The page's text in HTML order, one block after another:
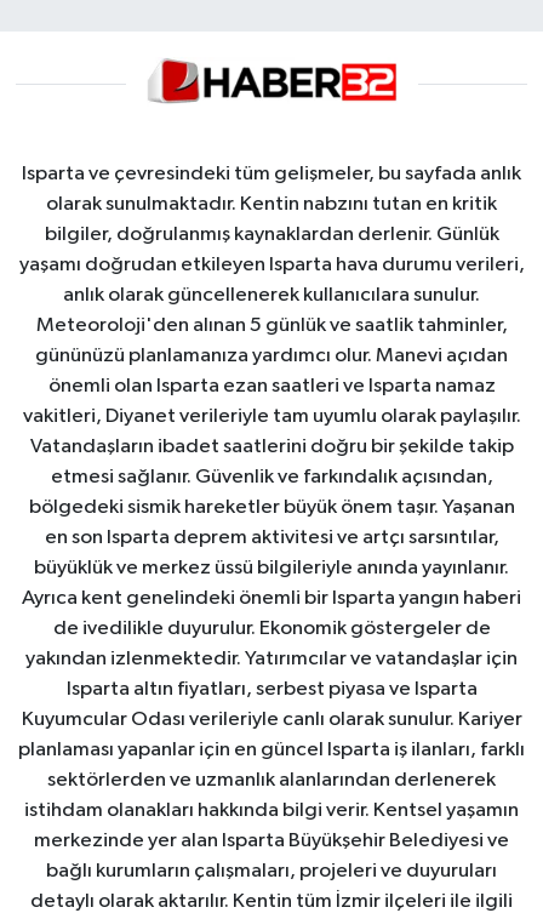
Isparta ve çevresindeki tüm gelişmeler, bu sayfada anlık
olarak sunulmaktadır. Kentin nabzını tutan en kritik
bilgiler, doğrulanmış kaynaklardan derlenir. Günlük
yaşamı doğrudan etkileyen Isparta hava durumu verileri,
anlık olarak güncellenerek kullanıcılara sunulur.
Meteoroloji'den alınan 5 günlük ve saatlik tahminler,
gününüzü planlamanıza yardımcı olur. Manevi açıdan
önemli olan Isparta ezan saatleri ve Isparta namaz
vakitleri, Diyanet verileriyle tam uyumlu olarak paylaşılır.
Vatandaşların ibadet saatlerini doğru bir şekilde takip
etmesi sağlanır. Güvenlik ve farkındalık açısından,
bölgedeki sismik hareketler büyük önem taşır. Yaşanan
en son Isparta deprem aktivitesi ve artçı sarsıntılar,
büyüklük ve merkez üssü bilgileriyle anında yayınlanır.
Ayrıca kent genelindeki önemli bir Isparta yangın haberi
de ivedilikle duyurulur. Ekonomik göstergeler de
yakından izlenmektedir. Yatırımcılar ve vatandaşlar için
Isparta altın fiyatları, serbest piyasa ve Isparta
Kuyumcular Odası verileriyle canlı olarak sunulur. Kariyer
planlaması yapanlar için en güncel Isparta iş ilanları, farklı
sektörlerden ve uzmanlık alanlarından derlenerek
istihdam olanakları hakkında bilgi verir. Kentsel yaşamın
merkezinde yer alan Isparta Büyükşehir Belediyesi ve
bağlı kurumların çalışmaları, projeleri ve duyuruları
detaylı olarak aktarılır. Kentin tüm İzmir ilçeleri ile ilgili